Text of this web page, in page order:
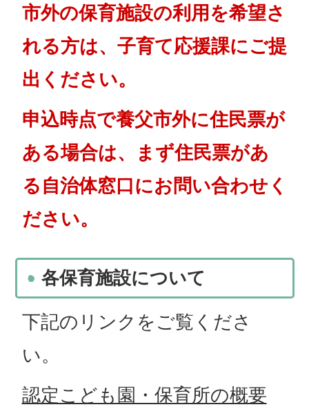
市外の保育施設の利用を希望さ
れる方は、子育て応援課にご提
出ください。
申込時点で養父市外に住民票が
ある場合は、まず住民票があ
る自治体窓口にお問い合わせく
ださい。
各保育施設について
下記のリンクをご覧くださ
い。
認定こども園・保育所の概要